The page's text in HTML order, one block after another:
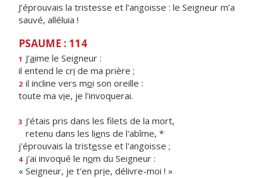
J’éprouvais la tristesse et l’angoisse : le Seigneur m’a
sauvé, alléluia !
PSAUME : 114
1 J'aime le Seigneur :
il entend le cri de ma prière ;
2 il incline vers moi son oreille :
toute ma vie, je l'invoquerai.
3 J'étais pris dans les filets de la mort,
retenu dans les liens de l'abîme, *
j'éprouvais la tristesse et l'angoisse ;
4 j'ai invoqué le nom du Seigneur :
« Seigneur, je t'en prie, délivre-moi ! »